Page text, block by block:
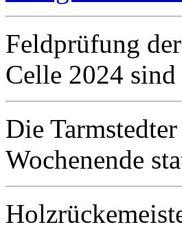
Feldprüfung
Celle 2024
Die
Wochenende